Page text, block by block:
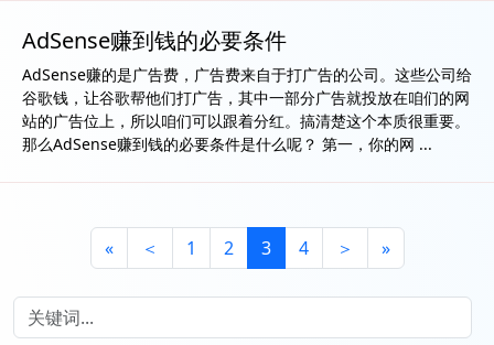
AdSense赚到钱的必要条件
AdSense赚的是广告费，广告费来自于打广告的公司。这些公司给
谷歌钱，让谷歌帮他们打广告，其中一部分广告就投放在咱们的网
站的广告位上，所以咱们可以跟着分红。搞清楚这个本质很重要。
那么AdSense赚到钱的必要条件是什么呢？ 第一，你的网 ...
« ＜ 1 2 3 4 ＞ »